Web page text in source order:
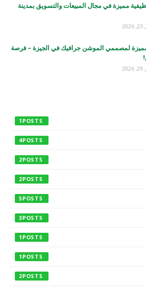
مميزة في مجال المبيعات والتسويق بمدينة
لمصممي الموشن جرافيك في الجيزة – فرصة
1
4
2
2
5
3
1
1
2